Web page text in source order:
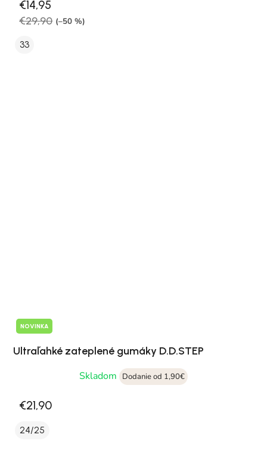
€14,95
€29,90 (–50 %)
33
NOVINKA
Ultraľahké zateplené gumáky D.D.STEP
Skladom
Dodanie od 1,90€
€21,90
24/25